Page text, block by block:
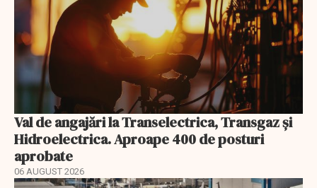
Val de angajări la Transelectrica, Transgaz și
Hidroelectrica. Aproape 400 de posturi
aprobate
06 AUGUST 2026